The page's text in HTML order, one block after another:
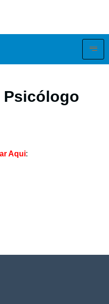
Aqui: